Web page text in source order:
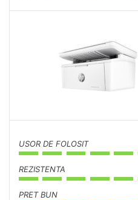
USOR DE FOLOSIT
REZISTENTA
PRET BUN